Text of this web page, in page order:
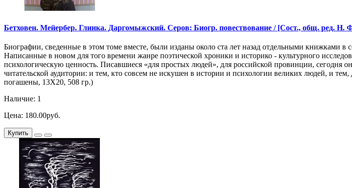
Бетховен. Мейербер. Глинка. Даргомыжский. Серов: Биогр. повествование / [Сост., общ. ред. Н.
Биографии, сведенные в этом томе вместе, были изданы около ста лет назад отдельными
Написанные в новом для того времени жанре поэтической хроники и историко - культурного
психологическую ценность. Писавшиеся «для простых людей», для российской провинции,
читательской аудитории: и тем, кто совсем не искушен в истории и психологии великих людей, и
погашены, 13Х20, 508 гр.)
Наличие: 1
Цена: 180.00руб.
Купить